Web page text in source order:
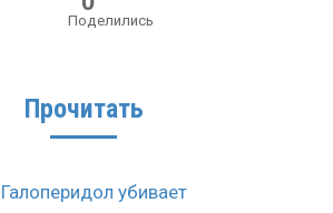
Поделились
Прочитать
Галоперидол убивает